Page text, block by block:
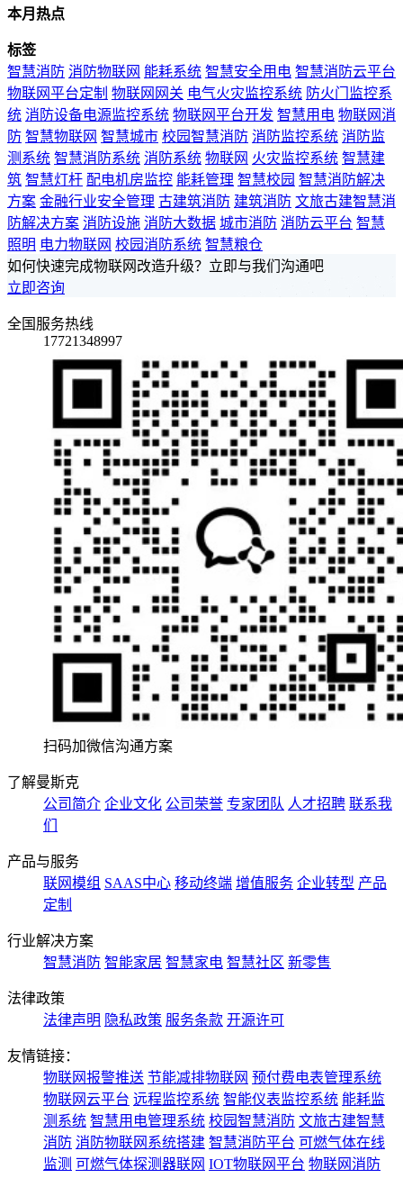
本月热点
标签
智慧消防 消防物联网 能耗系统 智慧安全用电 智慧消防云平台
物联网平台定制 物联网网关 电气火灾监控系统 防火门监控系
统 消防设备电源监控系统 物联网平台开发 智慧用电 物联网消
防 智慧物联网 智慧城市 校园智慧消防 消防监控系统 消防监
测系统 智慧消防系统 消防系统 物联网 火灾监控系统 智慧建
筑 智慧灯杆 配电机房监控 能耗管理 智慧校园 智慧消防解决
方案 金融行业安全管理 古建筑消防 建筑消防 文旅古建智慧消
防解决方案 消防设施 消防大数据 城市消防 消防云平台 智慧
照明 电力物联网 校园消防系统 智慧粮仓
如何快速完成物联网改造升级？立即与我们沟通吧
立即咨询
全国服务热线
17721348997
扫码加微信沟通方案
了解曼斯克
公司简介 企业文化 公司荣誉 专家团队 人才招聘 联系我
们
产品与服务
联网模组 SAAS中心 移动终端 增值服务 企业转型 产品
定制
行业解决方案
智慧消防 智能家居 智慧家电 智慧社区 新零售
法律政策
法律声明 隐私政策 服务条款 开源许可
友情链接：
物联网报警推送 节能减排物联网 预付费电表管理系统
物联网云平台 远程监控系统 智能仪表监控系统 能耗监
测系统 智慧用电管理系统 校园智慧消防 文旅古建智慧
消防 消防物联网系统搭建 智慧消防平台 可燃气体在线
监测 可燃气体探测器联网 IOT物联网平台 物联网消防